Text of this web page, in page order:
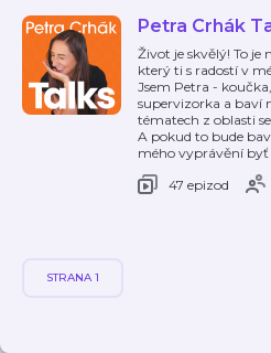
Petra Crhák
Život je skvělý! To
který ti s radostí v
Jsem Petra -
supervizorka a baví
tématech z oblasti
A pokud to bude
mého vyprávění byť
47 epizod
STRANA 1